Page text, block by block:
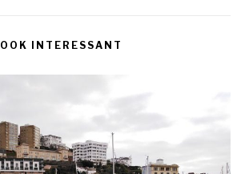
OOK INTERESSANT